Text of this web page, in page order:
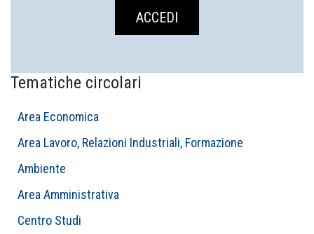
Tematiche circolari
Area Economica
Area Lavoro, Relazioni Industriali, Formazione
Ambiente
Area Amministrativa
Centro Studi